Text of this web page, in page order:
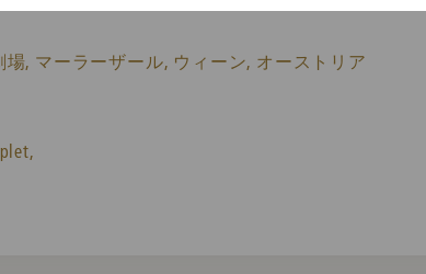
場, マーラーザール, ウィーン, オーストリア